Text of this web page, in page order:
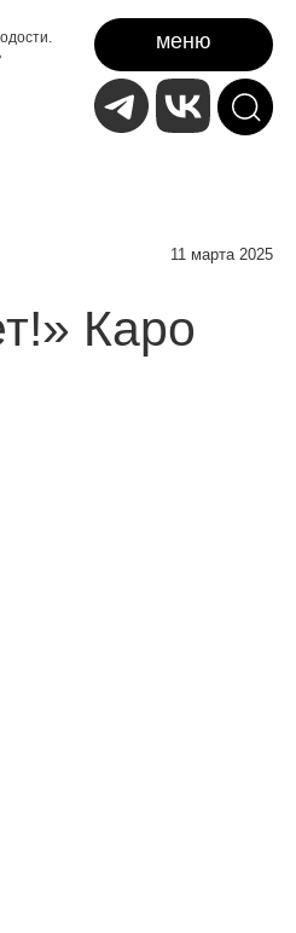
меню
11 марта 2025
Каро